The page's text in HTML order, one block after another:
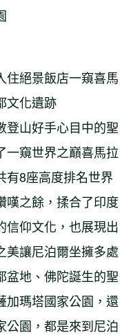
住絕景飯店一窺喜馬
文化遺跡
登山好手心目中的聖
一窺世界之巔喜馬拉
有8座高度排名世界
嘆之餘，揉合了印度
信仰文化，也展現出
美讓尼泊爾坐擁多處
盆地、佛陀誕生的聖
加瑪塔國家公園，還
公園，都是來到尼泊